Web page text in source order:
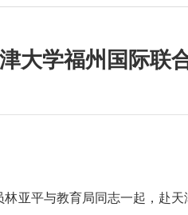
大学福州国际联
亚平与教育局同志一起，赴